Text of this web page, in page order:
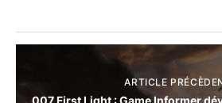
ARTICLE